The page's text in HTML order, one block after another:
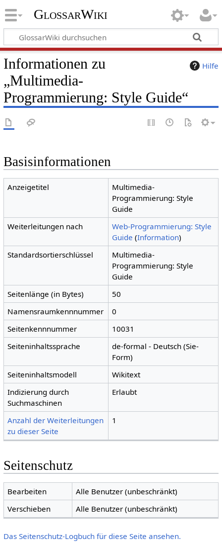
GlossarWiki
Hilfe
Informationen zu
„Multimedia-
Programmierung: Style Guide“
Basisinformationen
Anzeigetitel
Multimedia-
Programmierung: Style
Guide
Weiterleitungen nach
Web-Programmierung: Style
Guide (Information)
Standardsortierschlüssel
Multimedia-
Programmierung: Style
Guide
Seitenlänge (in Bytes)
50
Namensraumkennnummer
0
Seitenkennnummer
10031
Seiteninhaltssprache
de-formal - Deutsch (Sie-
Form)
Seiteninhaltsmodell
Wikitext
Indizierung durch
Suchmaschinen
Erlaubt
Anzahl der Weiterleitungen
zu dieser Seite
1
Seitenschutz
Bearbeiten
Alle Benutzer (unbeschränkt)
Verschieben
Alle Benutzer (unbeschränkt)
Das Seitenschutz-Logbuch für diese Seite ansehen.